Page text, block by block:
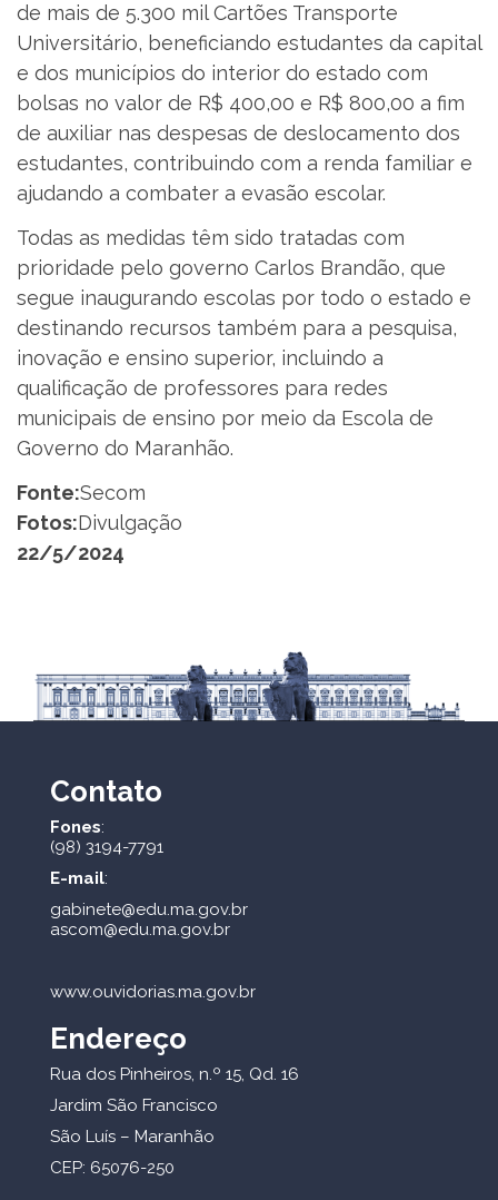
de mais de 5.300 mil Cartões Transporte
Universitário, beneficiando estudantes da capital
e dos municípios do interior do estado com
bolsas no valor de R$ 400,00 e R$ 800,00 a fim
de auxiliar nas despesas de deslocamento dos
estudantes, contribuindo com a renda familiar e
ajudando a combater a evasão escolar.
Todas as medidas têm sido tratadas com
prioridade pelo governo Carlos Brandão, que
segue inaugurando escolas por todo o estado e
destinando recursos também para a pesquisa,
inovação e ensino superior, incluindo a
qualificação de professores para redes
municipais de ensino por meio da Escola de
Governo do Maranhão.
Fonte:Secom
Fotos:Divulgação
22/5/2024
Contato
Fones:
(98) 3194-7791
E-mail:
gabinete@edu.ma.gov.br
ascom@edu.ma.gov.br
www.ouvidorias.ma.gov.br
Endereço
Rua dos Pinheiros, n.º 15, Qd. 16
Jardim São Francisco
São Luís – Maranhão
CEP: 65076-250